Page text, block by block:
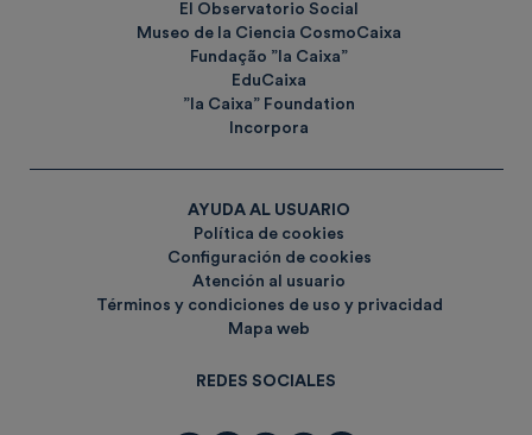
El Observatorio Social
Museo de la Ciencia CosmoCaixa
Fundação ”la Caixa”
EduCaixa
”la Caixa” Foundation
Incorpora
AYUDA AL USUARIO
Política de cookies
Configuración de cookies
Atención al usuario
Términos y condiciones de uso y privacidad
Mapa web
REDES SOCIALES